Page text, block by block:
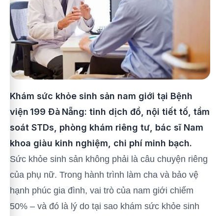
Khám sức khỏe sinh sản nam giới tại Bệnh
viện 199 Đà Nẵng: tinh dịch đồ, nội tiết tố, tầm
soát STDs, phòng khám riêng tư, bác sĩ Nam
khoa giàu kinh nghiệm, chi phí minh bạch.
Sức khỏe sinh sản không phải là câu chuyện riêng
của phụ nữ. Trong hành trình làm cha và bảo vệ
hạnh phúc gia đình, vai trò của nam giới chiếm
50% – và đó là lý do tại sao khám sức khỏe sinh